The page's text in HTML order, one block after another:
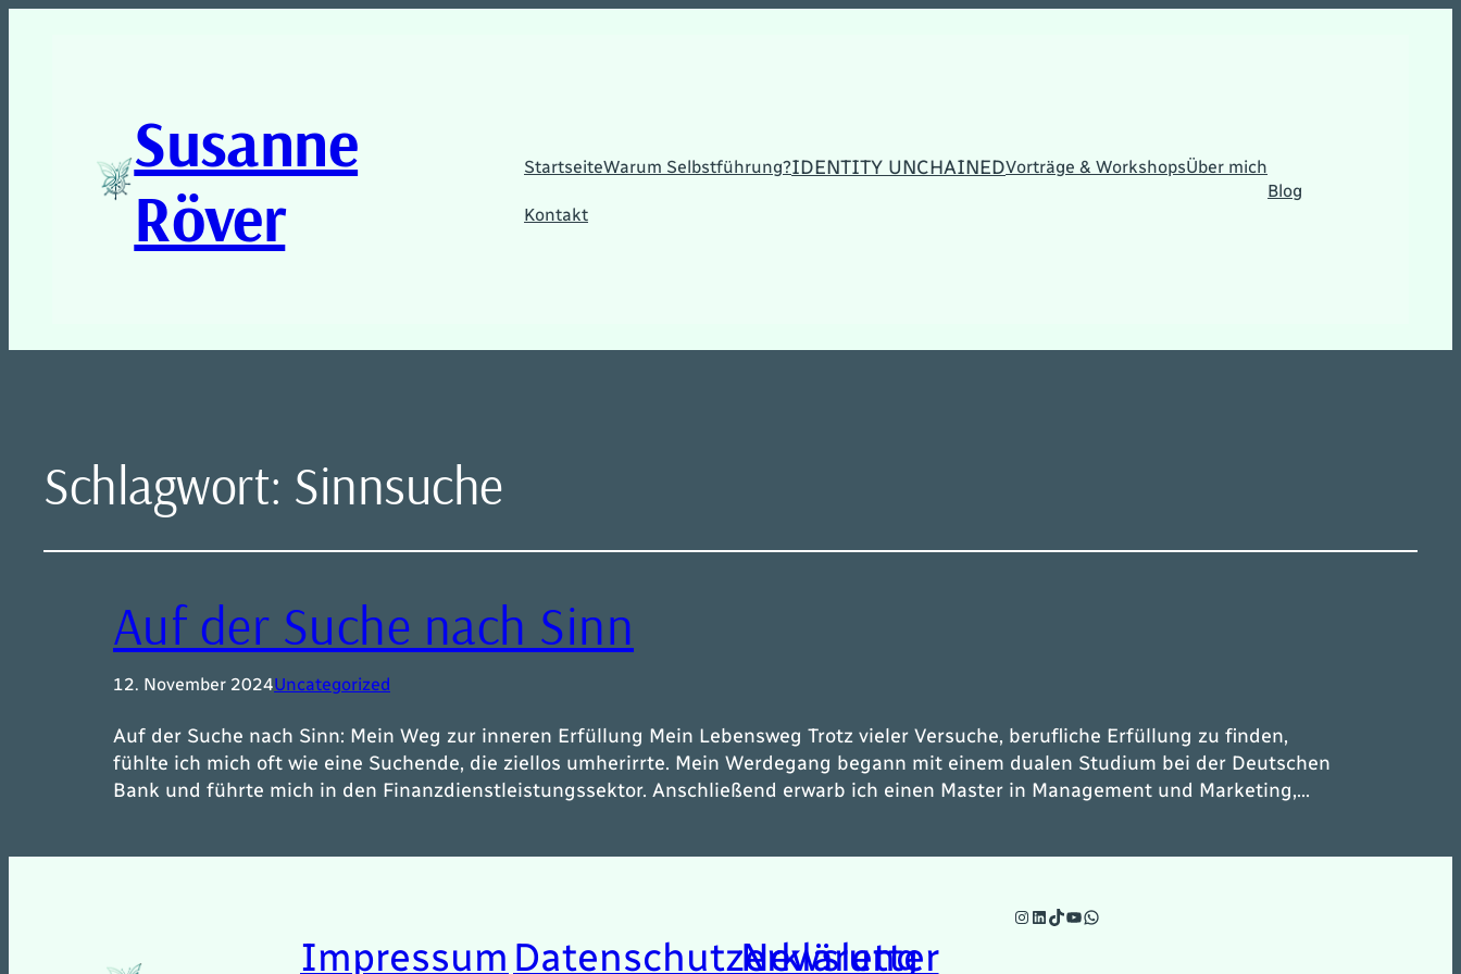
Susanne
Röver
StartseiteWarum Selbstführung?IDENTITY UNCHAINEDVorträge & WorkshopsÜber mich
Blog
Kontakt
Schlagwort: Sinnsuche
Auf der Suche nach Sinn
12. November 2024Uncategorized
Auf der Suche nach Sinn: Mein Weg zur inneren Erfüllung Mein Lebensweg Trotz vieler Versuche, berufliche Erfüllung zu finden,
fühlte ich mich oft wie eine Suchende, die ziellos umherirrte. Mein Werdegang begann mit einem dualen Studium bei der Deutschen
Bank und führte mich in den Finanzdienstleistungssektor. Anschließend erwarb ich einen Master in Management und Marketing,…
Impressum Datenschutzerklärung
Newsletter
Instagram
LinkedIn
TikTok
YouTube
WhatsApp